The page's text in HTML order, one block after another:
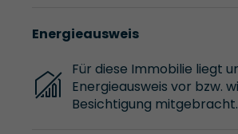
Energieausweis
Für diese Immobilie liegt
Energieausweis vor bzw.
Besichtigung mitgebracht.